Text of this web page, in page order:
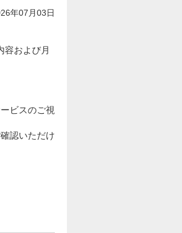
年07月03日
容および月
ビスのご視
認いただけ